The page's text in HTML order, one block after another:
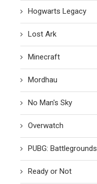
Hogwarts Legacy
Lost Ark
Minecraft
Mordhau
No Man's Sky
Overwatch
PUBG: Battlegrounds
Ready or Not